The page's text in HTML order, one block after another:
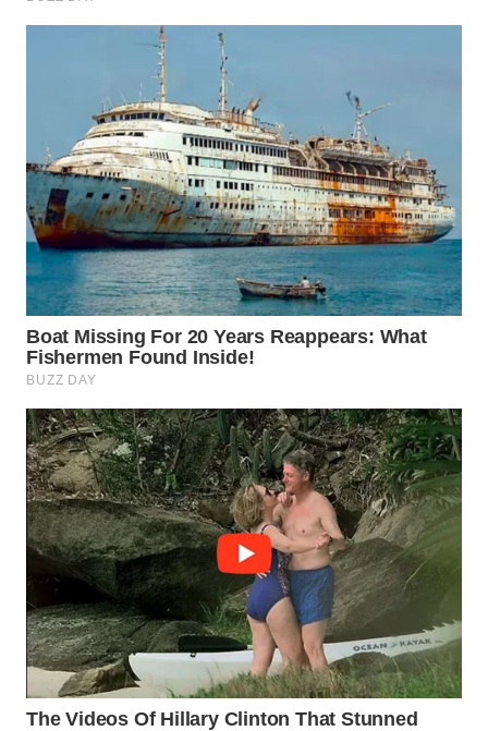
WN
SEMARANG
WN
SOLO
WN
BOROBUDUR
WN
MADURA
WN
SURABAYA
WN
NATUNA
WN
BINTAN
WN
MANDALIKA